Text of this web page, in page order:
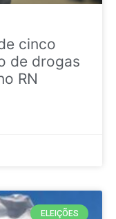
cinco
de drogas
RN
ELEIÇÕES